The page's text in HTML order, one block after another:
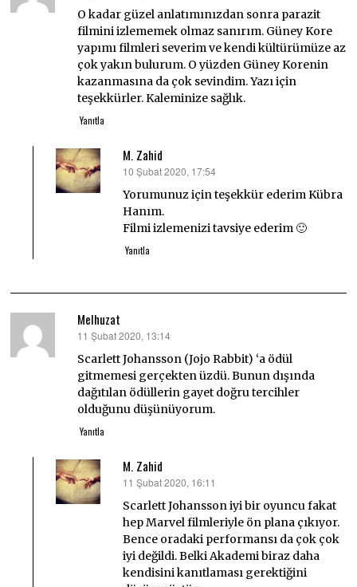
ki:
O kadar güzel anlatımınızdan sonra parazit
filmini izlememek olmaz sanırım. Güney Kore
yapımı filmleri severim ve kendi kültürümüze az
çok yakın bulurum. O yüzden Güney Korenin
kazanmasına da çok sevindim. Yazı için
teşekkürler. Kaleminize sağlık.
Yanıtla
M. Zahid
dedi
ki:
10 Şubat 2020, 17:54
Yorumunuz için teşekkür ederim Kübra
Hanım.
Filmi izlemenizi tavsiye ederim 🙂
Yanıtla
Melhuzat
dedi
ki:
11 Şubat 2020, 13:14
Scarlett Johansson (Jojo Rabbit) ‘a ödül
gitmemesi gerçekten üzdü. Bunun dışında
dağıtılan ödüllerin gayet doğru tercihler
olduğunu düşünüyorum.
Yanıtla
M. Zahid
dedi
ki:
11 Şubat 2020, 16:11
Scarlett Johansson iyi bir oyuncu fakat
hep Marvel filmleriyle ön plana çıkıyor.
Bence oradaki performansı da çok çok
iyi değildi. Belki Akademi biraz daha
kendisini kanıtlaması gerektiğini